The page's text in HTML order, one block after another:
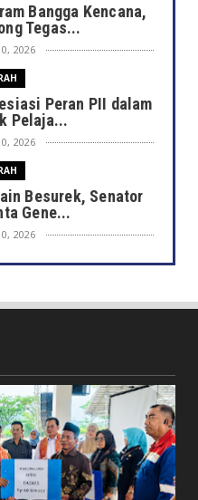
Bangga Kencana,
Tegas...
2026
Peran PII dalam
Pelaja...
2026
Besurek, Senator
Gene...
2026
Regener...
Jurnalis Nekat
Me...
2026
Disebut dalam Al-
Te...